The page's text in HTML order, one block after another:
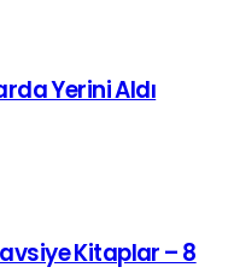
Yerini Aldı
Kitaplar – 8